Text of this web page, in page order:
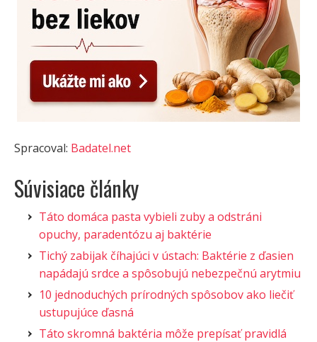
Spracoval: Badatel.net
Súvisiace články
Táto domáca pasta vybieli zuby a odstráni
opuchy, paradentózu aj baktérie
Tichý zabijak číhajúci v ústach: Baktérie z ďasien
napádajú srdce a spôsobujú nebezpečnú arytmiu
10 jednoduchých prírodných spôsobov ako liečiť
ustupujúce ďasná
Táto skromná baktéria môže prepísať pravidlá